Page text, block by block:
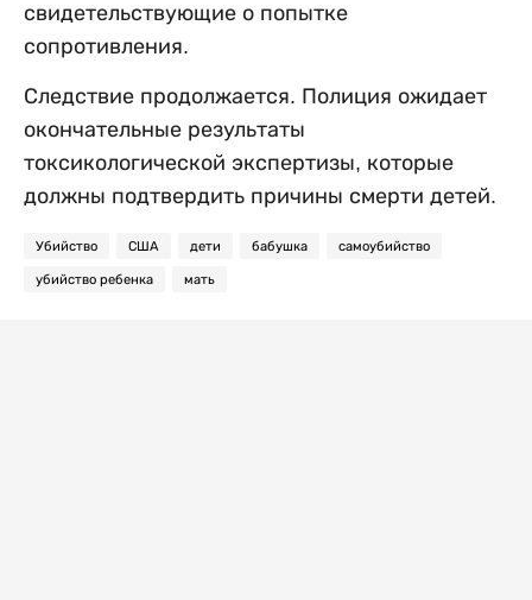
свидетельствующие о попытке
сопротивления.
Следствие продолжается. Полиция ожидает
окончательные результаты
токсикологической экспертизы, которые
должны подтвердить причины смерти детей.
Убийство США дети бабушка самоубийство
убийство ребенка мать